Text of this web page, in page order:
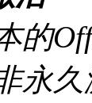
的
永